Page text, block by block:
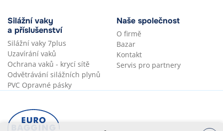
Silážní vaky
a příslušenství
Silážní vaky 7plus
Uzavírání vaků
Ochrana vaků - krycí sítě
Odvětrávání silážních plynů
PVC Opravné pásky
Naše společnost
O firmě
Bazar
Kontakt
Servis pro partnery